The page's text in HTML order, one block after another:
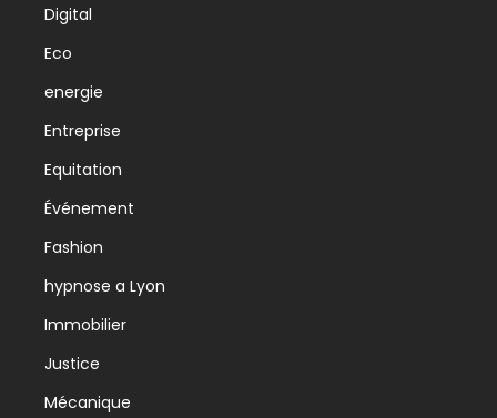
Digital
Eco
energie
Entreprise
Equitation
Événement
Fashion
hypnose a Lyon
Immobilier
Justice
Mécanique